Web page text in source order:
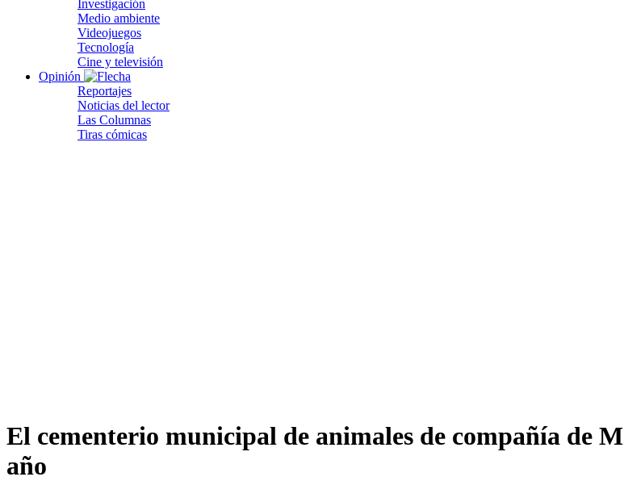
Investigación
Medio ambiente
Videojuegos
Tecnología
Cine y televisión
Opinión
Reportajes
Noticias del lector
Las Columnas
Tiras cómicas
El cementerio municipal de animales de compañía de
año